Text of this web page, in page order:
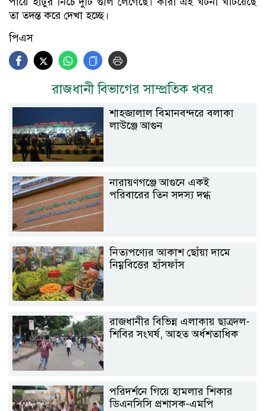
তা তদন্ত করে দেখা হচ্ছে।
পিএস
রাজধানী বিভাগের সাম্প্রতিক খবর
শাহজালাল বিমানবন্দরে বলাকা
লাউঞ্জে আগুন
নারায়ণগঞ্জে আগুনে একই
পরিবারের তিন সদস্য দগ্ধ
নিত্যপণ্যের আকাশ ছোঁয়া দামে
নিম্নবিত্তের হাঁসফাঁস
রাজধানীর বিভিন্ন এলাকায় ছাত্রদল-
শিবির সংঘর্ষ, আহত অর্ধশতাধিক
পরিদর্শনে গিয়ে হামলার শিকার
ডিএনসিসি প্রশাসক-এমপি